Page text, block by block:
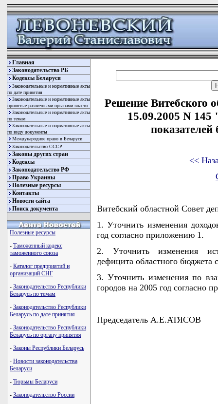
Главная
Законодательство РБ
Кодексы Беларуси
Законодательные и нормативные акты
по дате принятия
Законодательные и нормативные акты
принятые различными органами власти
Законодательные и нормативные акты
по темам
Законодательные и нормативные акты
по виду документы
Международное право в Беларуси
Законодательство СССР
Законы других стран
Кодексы
Законодательство РФ
Право Украины
Полезные ресурсы
Контакты
Новости сайта
Поиск документа
Полезные ресурсы
- Таможенный кодекс
таможенного союза
- Каталог предприятий и
организаций СНГ
- Законодательство Республики
Беларусь по темам
- Законодательство Республики
Беларусь по дате принятия
- Законодательство Республики
Беларусь по органу принятия
- Законы Республики Беларусь
- Новости законодательства
Беларуси
- Тюрьмы Беларуси
- Законодательство России
Решение Витебского
15.09.2005 N
<<
Витебский областной Совет
1. Уточнить изменения
год согласно приложению 1.
2. Уточнить изменения
дефицита областного бюджета
3. Уточнить изменения по
городов на 2005 год согласно
Председатель А.Е.АТЯСОВ